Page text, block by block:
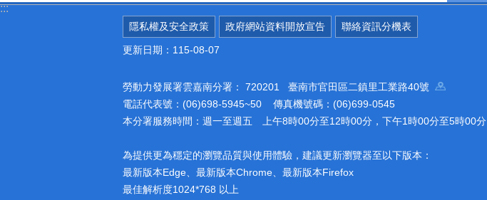
:::
隱私權及安全政策 政府網站資料開放宣告 聯絡資訊分機表
更新日期：115-08-07
勞動力發展署雲嘉南分署： 720201 臺南市官田區二鎮里工業路40號
電話代表號：(06)698-5945~50 傳真機號碼：(06)699-0545
本分署服務時間：週一至週五 上午8時00分至12時00分，下午1時00分至5時00分
為提供更為穩定的瀏覽品質與使用體驗，建議更新瀏覽器至以下版本：
最新版本Edge、最新版本Chrome、最新版本Firefox
最佳解析度1024*768 以上